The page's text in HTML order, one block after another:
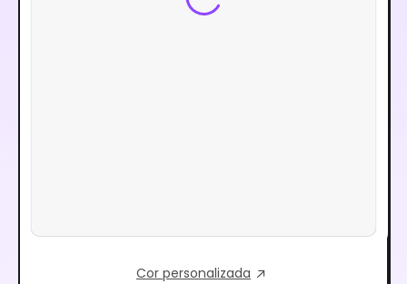
Cor personalizada